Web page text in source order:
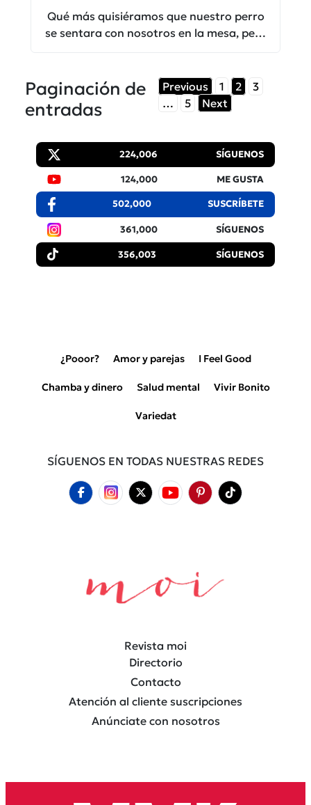
Qué más quisiéramos que nuestro perro
se sentara con nosotros en la mesa, pero
Paginación de
entradas
Previous 1 2
3
…
5 Next
224,006 SÍGUENOS
124,000 ME GUSTA
502,000 SUSCRÍBETE
361,000 SÍGUENOS
356,003 SÍGUENOS
¿Pooor? Amor y parejas I Feel Good
Chamba y dinero Salud mental Vivir Bonito
Variedat
SÍGUENOS EN TODAS NUESTRAS REDES
Revista moi
Directorio
Contacto
Atención al cliente suscripciones
Anúnciate con nosotros